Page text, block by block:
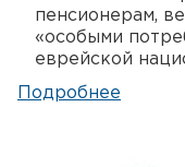
пенсионерам,
«особыми
еврейской